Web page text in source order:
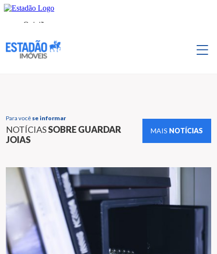
Para você se informar
NOTÍCIASSOBRE GUARDAR
JOIAS
MAIS NOTÍCIAS